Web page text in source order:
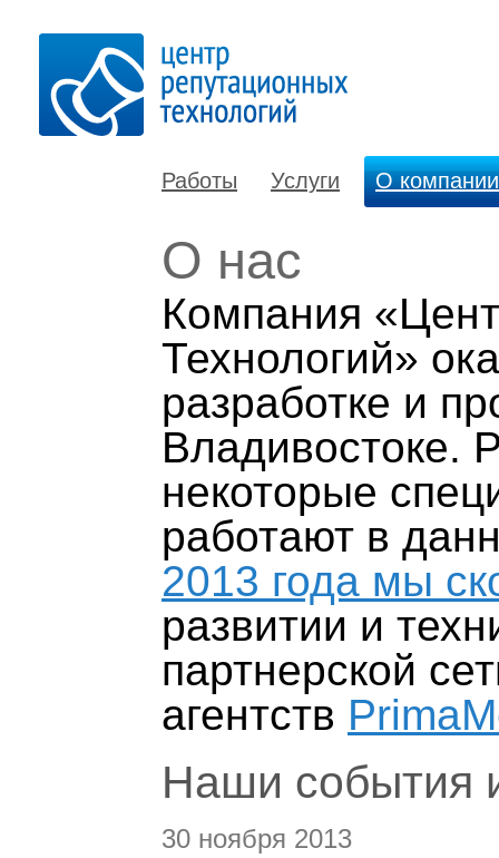
Работы Услуги О компании
О нас
Компания
Технологий»
разработке и
Владивостоке.
некоторые
работают в
2013 года мы
развитии и
партнерской
агентств
Наши события
30 ноября 2013